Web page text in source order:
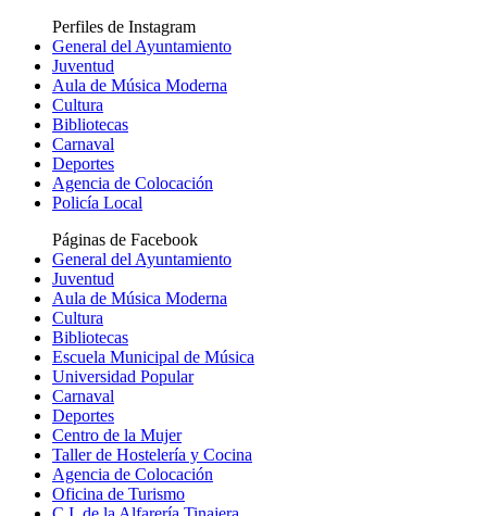
Perfiles de Instagram
General del Ayuntamiento
Juventud
Aula de Música Moderna
Cultura
Bibliotecas
Carnaval
Deportes
Agencia de Colocación
Policía Local
Páginas de Facebook
General del Ayuntamiento
Juventud
Aula de Música Moderna
Cultura
Bibliotecas
Escuela Municipal de Música
Universidad Popular
Carnaval
Deportes
Centro de la Mujer
Taller de Hostelería y Cocina
Agencia de Colocación
Oficina de Turismo